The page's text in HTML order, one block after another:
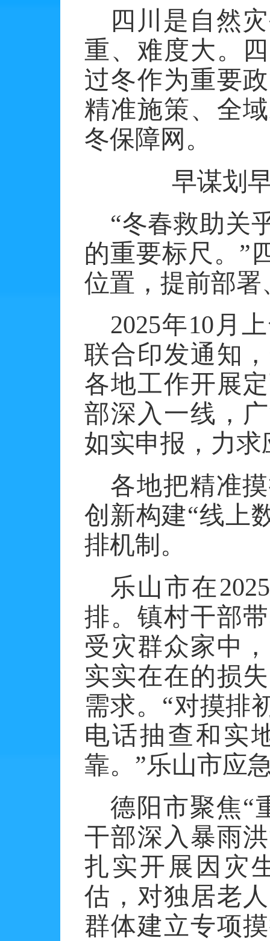
四川是自然
重、难度大。
过冬作为重要
精准施策、全
冬保障网。
早谋划
“冬春救助关
的重要标尺。”
位置，提前部
2025年10月
联合印发通知
各地工作开展
部深入一线，
如实申报，力
各地把精准
创新构建“线上
排机制。
乐山市在
排。镇村干部
受灾群众家中
实实在在的损
需求。“对摸排
电话抽查和实
靠。”乐山市应
德阳市聚焦“
干部深入暴雨
扎实开展因灾
估，对独居老
群体建立专项